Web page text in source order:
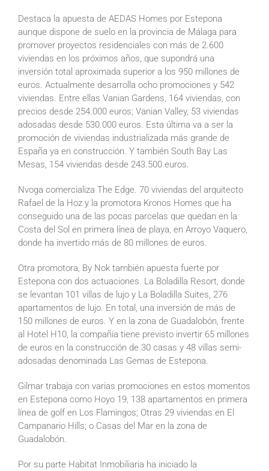
Destaca la apuesta de AEDAS Homes por Estepona
aunque dispone de suelo en la provincia de Málaga para
promover proyectos residenciales con más de 2.600
viviendas en los próximos años, que supondrá una
inversión total aproximada superior a los 950 millones de
euros. Actualmente desarrolla ocho promociones y 542
viviendas. Entre ellas Vanian Gardens, 164 viviendas, con
precios desde 254.000 euros; Vanian Valley, 53 viviendas
adosadas desde 530.000 euros. Esta última va a ser la
promoción de viviendas industrializada más grande de
España ya en construcción. Y también South Bay Las
Mesas, 154 viviendas desde 243.500 euros.
Nvoga comercializa The Edge. 70 viviendas del arquitecto
Rafael de la Hoz y la promotora Kronos Homes que ha
conseguido una de las pocas parcelas que quedan en la
Costa del Sol en primera línea de playa, en Arroyo Vaquero,
donde ha invertido más de 80 millones de euros.
Otra promotora, By Nok también apuesta fuerte por
Estepona con dos actuaciones. La Boladilla Resort, donde
se levantan 101 villas de lujo y La Boladilla Suites, 276
apartamentos de lujo. En total, una inversión de más de
150 millones de euros. Y en la zona de Guadalobón, frente
al Hotel H10, la compañía tiene previsto invertir 65 millones
de euros en la construcción de 30 casas y 48 villas semi-
adosadas denominada Las Gemas de Estepona.
Gilmar trabaja con varias promociones en estos momentos
en Estepona como Hoyo 19, 138 apartamentos en primera
línea de golf en Los Flamingos; Otras 29 viviendas en El
Campanario Hills; o Casas del Mar en la zona de
Guadalobón.
Por su parte Habitat Inmobiliaria ha iniciado la